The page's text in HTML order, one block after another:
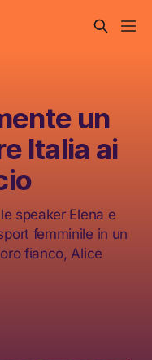
un
Italia ai
speaker Elena e
femminile in un
fianco, Alice